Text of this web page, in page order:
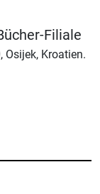
Filiale
Osijek, Kroatien.